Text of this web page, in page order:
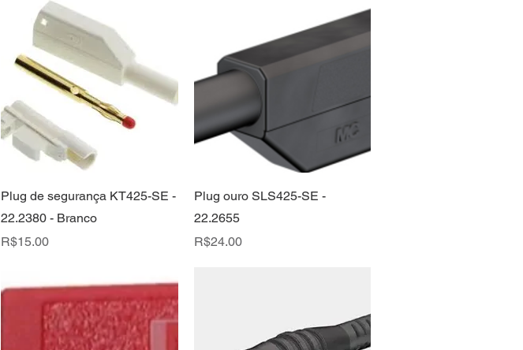
Quick View
Plug de segurança KT425-SE -
22.2380 - Branco
Price
R$15.00
Quick View
Plug ouro SLS425-SE -
22.2655
Price
R$24.00